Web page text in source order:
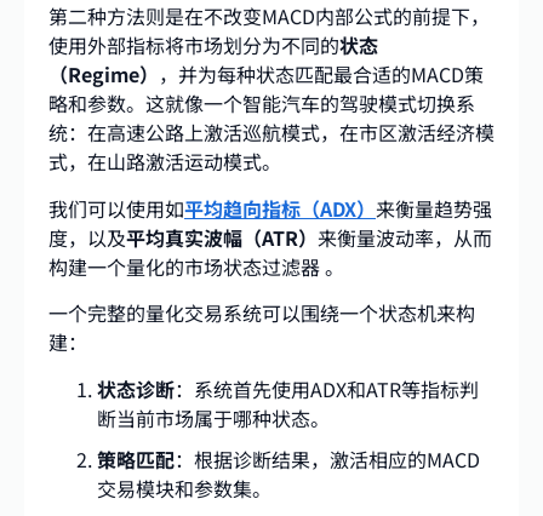
第二种方法则是在不改变MACD内部公式的前提下，
使用外部指标将市场划分为不同的状态
（Regime） ，并为每种状态匹配最合适的MACD策
略和参数。这就像一个智能汽车的驾驶模式切换系
统：在高速公路上激活巡航模式，在市区激活经济模
式，在山路激活运动模式。
我们可以使用如平均趋向指标（ADX） 来衡量趋势强
度，以及平均真实波幅（ATR） 来衡量波动率，从而
构建一个量化的市场状态过滤器 。
一个完整的量化交易系统可以围绕一个状态机来构
建：
状态诊断：系统首先使用ADX和ATR等指标判
断当前市场属于哪种状态。
策略匹配：根据诊断结果，激活相应的MACD
交易模块和参数集。